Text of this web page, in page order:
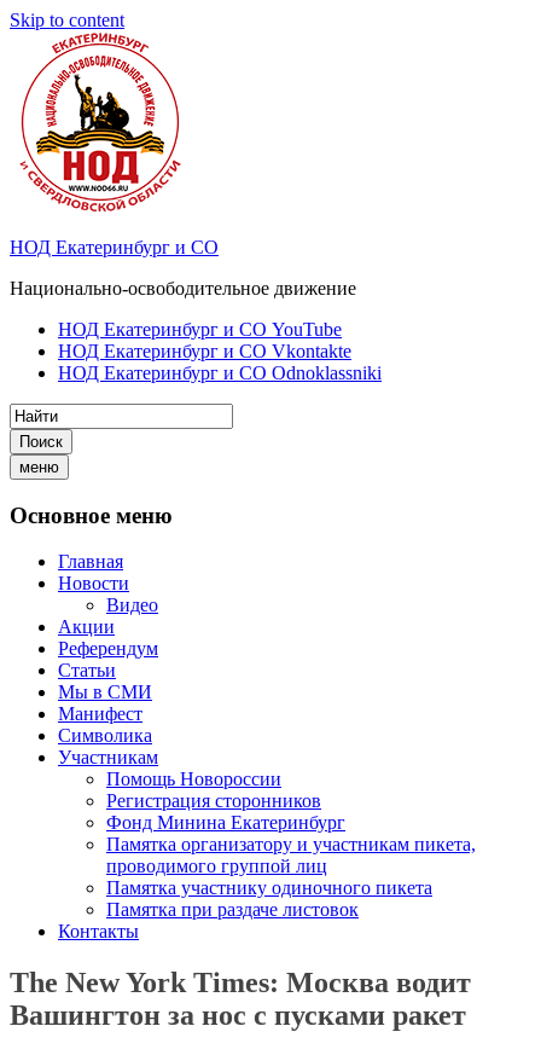
Skip to content
НОД Екатеринбург и СО
Национально-освободительное движение
НОД Екатеринбург и СО YouTube
НОД Екатеринбург и СО Vkontakte
НОД Екатеринбург и СО Odnoklassniki
Поиск
меню
Основное меню
Главная
Новости
Видео
Акции
Референдум
Статьи
Мы в СМИ
Манифест
Символика
Участникам
Помощь Новороссии
Регистрация сторонников
Фонд Минина Екатеринбург
Памятка организатору и участникам пикета,
проводимого группой лиц
Памятка участнику одиночного пикета
Памятка при раздаче листовок
Контакты
The New York Times: Москва водит
Вашингтон за нос с пусками ракет